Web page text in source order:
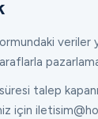
veriler
talep
için